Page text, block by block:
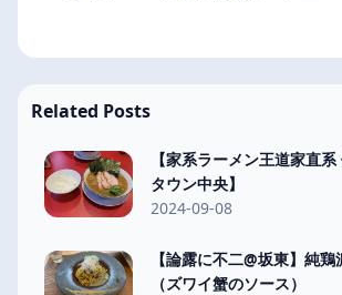
Related Posts
【家系ラーメン王道家直
タウン中央】
2024-09-08
【論露に不二@坂東】純
（ズワイ蟹のソース）